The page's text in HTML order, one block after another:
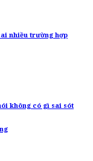
nhiều trường hợp
không có gì sai sót